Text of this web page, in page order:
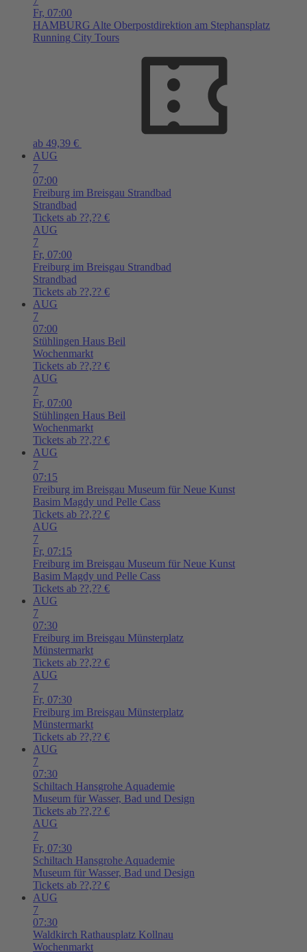
Fr, 07:00
HAMBURG Alte Oberpostdirektion am Stephansplatz
Running City Tours
ab 49,39 €
AUG
7
07:00
Freiburg im Breisgau Strandbad
Strandbad
Tickets ab ??,?? €
AUG
7
Fr, 07:00
Freiburg im Breisgau Strandbad
Strandbad
Tickets ab ??,?? €
AUG
7
07:00
Stühlingen Haus Beil
Wochenmarkt
Tickets ab ??,?? €
AUG
7
Fr, 07:00
Stühlingen Haus Beil
Wochenmarkt
Tickets ab ??,?? €
AUG
7
07:15
Freiburg im Breisgau Museum für Neue Kunst
Basim Magdy und Pelle Cass
Tickets ab ??,?? €
AUG
7
Fr, 07:15
Freiburg im Breisgau Museum für Neue Kunst
Basim Magdy und Pelle Cass
Tickets ab ??,?? €
AUG
7
07:30
Freiburg im Breisgau Münsterplatz
Münstermarkt
Tickets ab ??,?? €
AUG
7
Fr, 07:30
Freiburg im Breisgau Münsterplatz
Münstermarkt
Tickets ab ??,?? €
AUG
7
07:30
Schiltach Hansgrohe Aquademie
Museum für Wasser, Bad und Design
Tickets ab ??,?? €
AUG
7
Fr, 07:30
Schiltach Hansgrohe Aquademie
Museum für Wasser, Bad und Design
Tickets ab ??,?? €
AUG
7
07:30
Waldkirch Rathausplatz Kollnau
Wochenmarkt